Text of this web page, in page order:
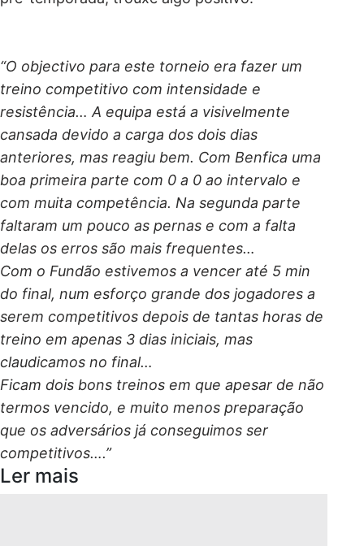
“O objectivo para este torneio era fazer um
treino competitivo com intensidade e
resistência… A equipa está a visivelmente
cansada devido a carga dos dois dias
anteriores, mas reagiu bem. Com Benfica uma
boa primeira parte com 0 a 0 ao intervalo e
com muita competência. Na segunda parte
faltaram um pouco as pernas e com a falta
delas os erros são mais frequentes…
Com o Fundão estivemos a vencer até 5 min
do final, num esforço grande dos jogadores a
serem competitivos depois de tantas horas de
treino em apenas 3 dias iniciais, mas
claudicamos no final…
Ficam dois bons treinos em que apesar de não
termos vencido, e muito menos preparação
que os adversários já conseguimos ser
competitivos….”
Ler mais